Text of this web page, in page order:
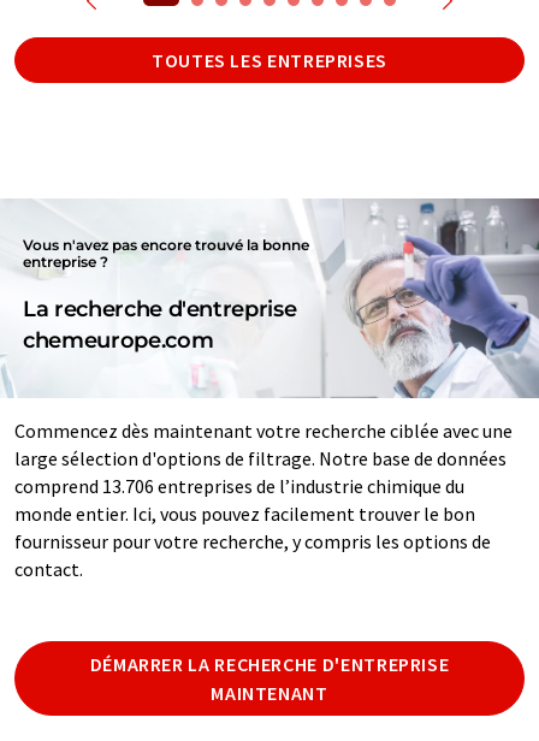
TOUTES LES ENTREPRISES
Vous n'avez pas encore trouvé la bonne
entreprise ?
La recherche d'entreprise
chemeurope.com
Commencez dès maintenant votre recherche ciblée avec une
large sélection d'options de filtrage. Notre base de données
comprend 13.706 entreprises de l’industrie chimique du
monde entier. Ici, vous pouvez facilement trouver le bon
fournisseur pour votre recherche, y compris les options de
contact.
DÉMARRER LA RECHERCHE D'ENTREPRISE
MAINTENANT